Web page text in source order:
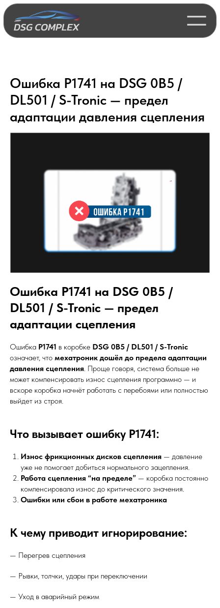
Ошибка P1741 на DSG 0B5 /
DL501 / S-Tronic — предел
адаптации давления сцепления
Ошибка P1741 на DSG 0B5 /
DL501 / S-Tronic — предел
адаптации сцепления
Ошибка P1741 в коробке DSG 0B5 / DL501 / S-Tronic
означает, что мехатроник дошёл до предела адаптации
давления сцепления . Проще говоря, система больше не
может компенсировать износ сцепления программно — и
вскоре коробка начнёт работать с перебоями или полностью
выйдет из строя.
Что вызывает ошибку P1741:
Износ фрикционных дисков сцепления — давление
уже не помогает добиться нормального зацепления.
Работа сцепления “на пределе” — коробка постоянно
компенсировала износ до критического значения.
Ошибки или сбои в работе мехатроника
К чему приводит игнорирование:
— Перегрев сцепления
— Рывки, толчки, удары при переключении
— Уход в аварийный режим